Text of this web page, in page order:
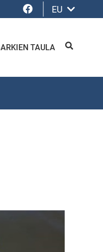
Facebook
EU
TAULA BILATU